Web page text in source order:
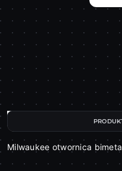
Milwaukee otwornica